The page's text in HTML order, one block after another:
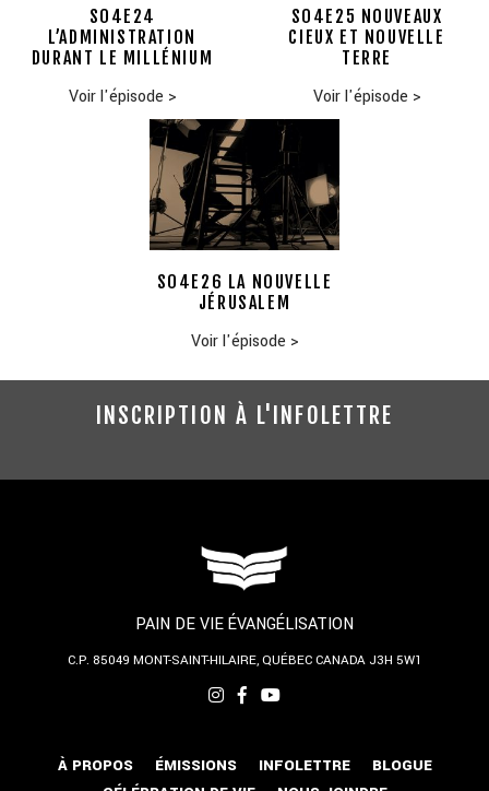
S04E24
L’ADMINISTRATION
DURANT LE MILLÉNIUM
Voir l'épisode >
S04E25 NOUVEAUX
CIEUX ET NOUVELLE
TERRE
Voir l'épisode >
S04E26 LA NOUVELLE
JÉRUSALEM
Voir l'épisode >
INSCRIPTION À L'INFOLETTRE
PAIN DE VIE ÉVANGÉLISATION
C.P. 85049 MONT-SAINT-HILAIRE, QUÉBECCANADA J3H 5W1
À PROPOS ÉMISSIONS INFOLETTRE
BLOGUE